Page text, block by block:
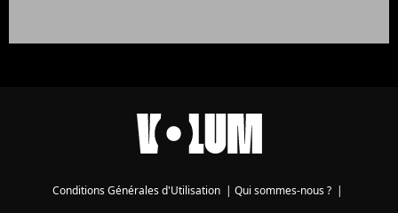
Conditions Générales d'Utilisation | Qui sommes-nous ? |